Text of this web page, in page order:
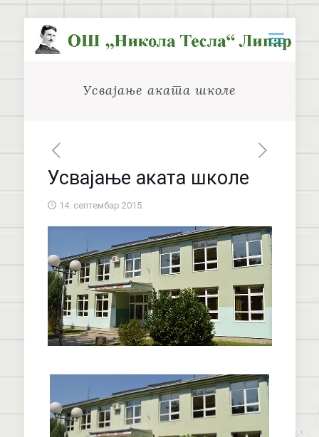
Усвајање аката школе
Усвајање аката школе
14. септембар 2015.